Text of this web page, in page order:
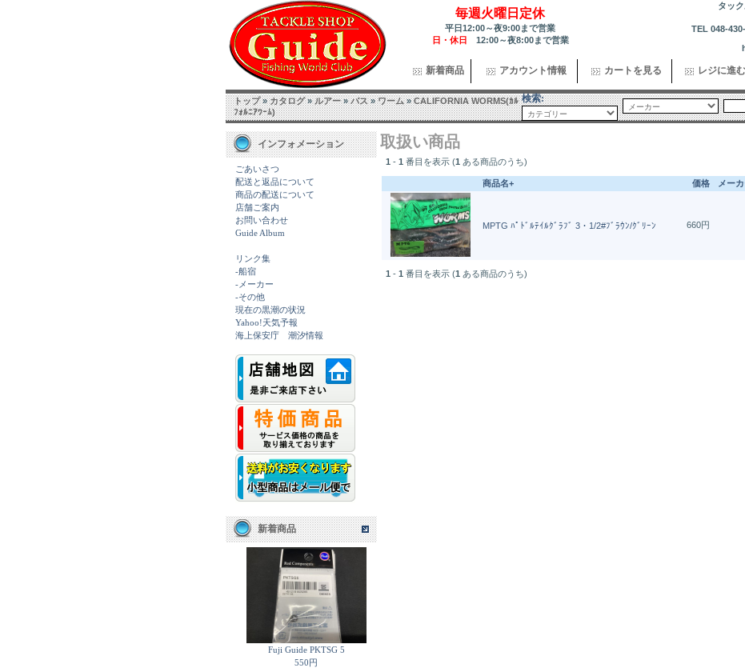
毎週火曜日定休
平日12:00～夜9:00まで営業
日・休日 12:00～夜8:00まで営業
タッ
TEL 048-
新着商品 アカウント情報 カートを見る レジに進む
トップ»カタログ»ルアー»バス»ワーム»CALIFORNIA WORMS(ｶﾙ
ﾌｫﾙﾆｱﾜｰﾑ)
検索:
インフォメーション
ごあいさつ
配送と返品について
商品の配送について
店舗ご案内
お問い合わせ
Guide Album
リンク集
-船宿
-メーカー
-その他
現在の黒潮の状況
Yahoo!天気予報
海上保安庁 潮汐情報
新着商品
Fuji Guide PKTSG 5
550円
取扱い商品
1 - 1 番目を表示 (1 ある商品のうち)
商品名+ 価格 メー
MPTG ﾊﾟﾄﾞﾙﾃｲﾙｸﾞﾗﾌﾞ 3・1/2#ﾌﾞﾗｳﾝ/ｸﾞﾘｰﾝ 660円
1 - 1 番目を表示 (1 ある商品のうち)